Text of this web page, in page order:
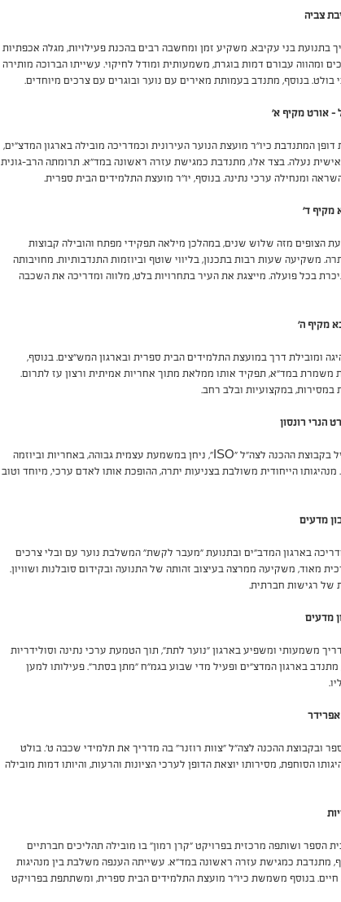
צביה
בתנועת בני עקיבא. משקיע זמן ומחשבה רבים בהכנת פעילויות, מגלה אכפתיות
ומהווה עבורם דמות בוגרת, משמעותית ומודל לחיקוי. עשייתו הברוכה מותירה
בולט. בנוסף, מתנדב בעמותת מאירים עם נוער ובוגרים עם צרכים מיוחדים.
– אורט מקיף א'
דופן המתנדבת כיו"ר מועצת הנוער העירונית וכמדריכה מובילה בארגון המדצ"ים,
אישית נעלה. בצד אלו, מתנדבת כמגישת עזרה ראשונה במד"א. תרומתה הרב-גונית
ומנחילה ערכי נתינה. בנוסף, יו''ר מועצת התלמידים הבית ספרית.
מקיף ד'
הצופים מזה שלוש שנים, במהלכן מילאה תפקידי מפתח והובילה קבוצות
משקיעה שעות רבות בתכנון, בליווי שוטף וביוזמות התנדבותיות. מחויבותה
בכל פועלה. מייצגת את העיר בתחרויות בלט, מלווה ומדריכה את השכבה
מקיף ה'
ומובילת דרך במועצת התלמידים הבית ספרית ובארגון המש"צים. בנוסף,
במד"א, תפקיד אותו ממלאת מתוך אחריות אמיתית ורצון עז לתרום.
במסירות, במקצועיות ובלב רחב.
הנרי רונסון
דביר מתנדב ומוביל בקבוצת ההכנה לצה"ל "ISO", ניחן במשמעת עצמית גבוהה, באחריות וביוזמה
מנהיגותו הייחודית משולבת בצניעות יתרה, ההופכת אותו לאדם ערכי, מיוחד וטוב
מדעים
בארגון המדב"ים ובתנועת "מעבר לקשת" המשלבת נוער עם ובלי צרכים
מאוד, משקיעה ממרצה בעיצוב זהותה של התנועה ובקידום סובלנות ושוויון.
של רגישות חברתית.
מדעים
משמעותי ומשפיע בארגון "נוער לתת", תוך הטמעת ערכי נתינה וסולידריות
מתנדב בארגון המדצ"ים ופעיל מדי שבוע בגמ"ח "מתן בסתר". פעילותו למען
אפרידר
ובקבוצת ההכנה לצה"ל "צוות רוזנר" בה מדריך את תלמידי שכבה ט'. בולט
הסוחפת, מסירותו יוצאת הדופן לערכי הציונות והרעות, והיותו דמות מובילה
הספר ושותפה מרכזית בפרויקט "קרן רמון" בו מובילה תהליכים חברתיים
מתנדבת כמגישת עזרה ראשונה במד"א. עשייתה הענפה משלבת בין מנהיגות
חיים. בנוסף משמשת כיו״ר מועצת התלמידים הבית ספרית, ומשתתפת בפרויקט